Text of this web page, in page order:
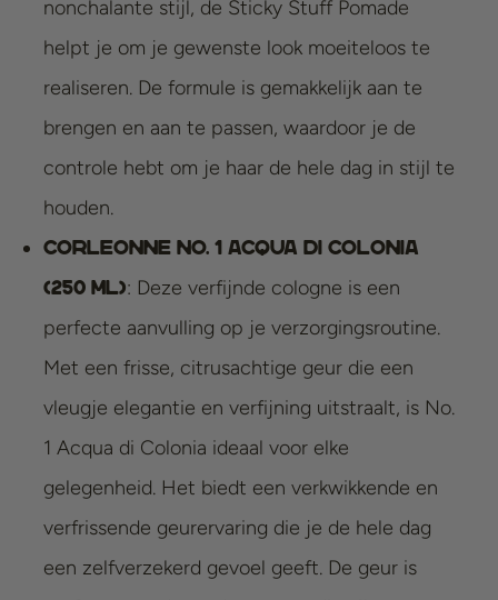
nonchalante stijl, de Sticky Stuff Pomade
helpt je om je gewenste look moeiteloos te
realiseren. De formule is gemakkelijk aan te
brengen en aan te passen, waardoor je de
controle hebt om je haar de hele dag in stijl te
houden.
Corleonne No. 1 Acqua di Colonia
(250 ml): Deze verfijnde cologne is een
perfecte aanvulling op je verzorgingsroutine.
Met een frisse, citrusachtige geur die een
vleugje elegantie en verfijning uitstraalt, is No.
1 Acqua di Colonia ideaal voor elke
gelegenheid. Het biedt een verkwikkende en
verfrissende geurervaring die je de hele dag
een zelfverzekerd gevoel geeft. De geur is